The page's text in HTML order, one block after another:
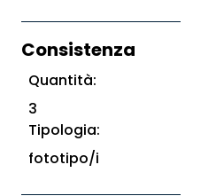
Consistenza
Quantità:
3
Tipologia:
fototipo/i